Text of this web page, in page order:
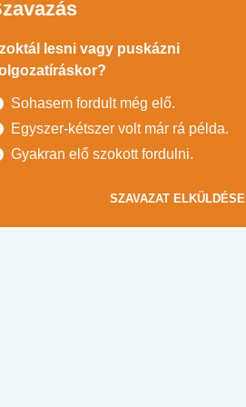
lesni vagy puskázni
Sohasem fordult még elő.
Egyszer-kétszer volt már rá példa.
Gyakran elő szokott fordulni.
SZAVAZAT ELKÜLDÉSE